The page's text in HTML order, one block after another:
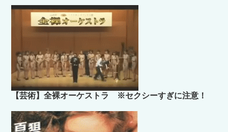
【芸術】全裸オーケストラ ※セクシーすぎに注意！